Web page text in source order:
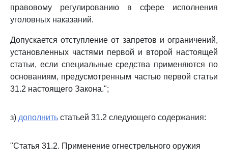
правовому регулированию в сфере исполнения
уголовных наказаний.
Допускается отступление от запретов и ограничений,
установленных частями первой и второй настоящей
статьи, если специальные средства применяются по
основаниям, предусмотренным частью первой статьи
31.2 настоящего Закона.";
з) дополнить статьей 31.2 следующего содержания:
"Статья 31.2. Применение огнестрельного оружия